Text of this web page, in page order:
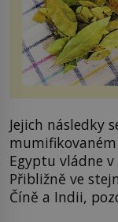
Jejich následky
mumifikovaném
Egyptu vládne
Přibližně ve
Číně a Indii,